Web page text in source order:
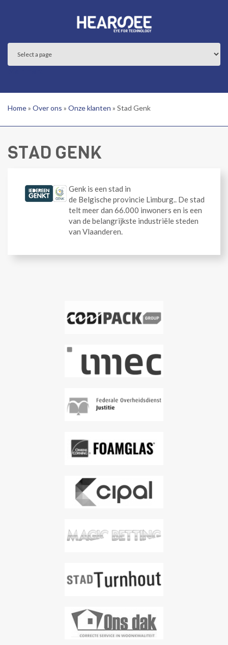
Home» Over ons » Onze klanten » Stad Genk
STAD GENK
Genk is een stad in
de Belgische provincie Limburg.. De stad
telt meer dan 66.000 inwoners en is een
van de belangrijkste industriële steden
van Vlaanderen.